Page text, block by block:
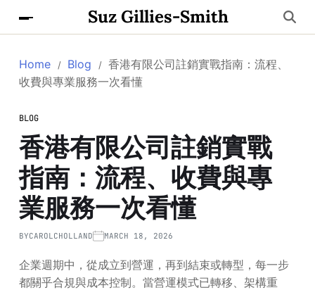
Suz Gillies-Smith
Home Blog
香港有限公司註銷實戰指南：流程、
收費與專業服務一次看懂
BLOG
香港有限公司註銷實戰
指南：流程、收費與專
業服務一次看懂
BYCAROLCHOLLAND MARCH 18, 2026
企業週期中，從成立到營運，再到結束或轉型，每一步
都關乎合規與成本控制。當營運模式已轉移、架構重